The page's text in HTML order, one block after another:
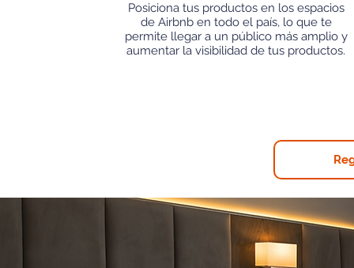
Posiciona tus productos en los espacios
de Airbnb en todo el país, lo que te
permite llegar a un público más amplio y
aumentar la visibilidad de tus productos.